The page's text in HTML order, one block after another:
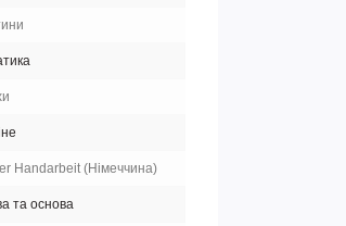
Handarbeit (Німеччина)
та основа